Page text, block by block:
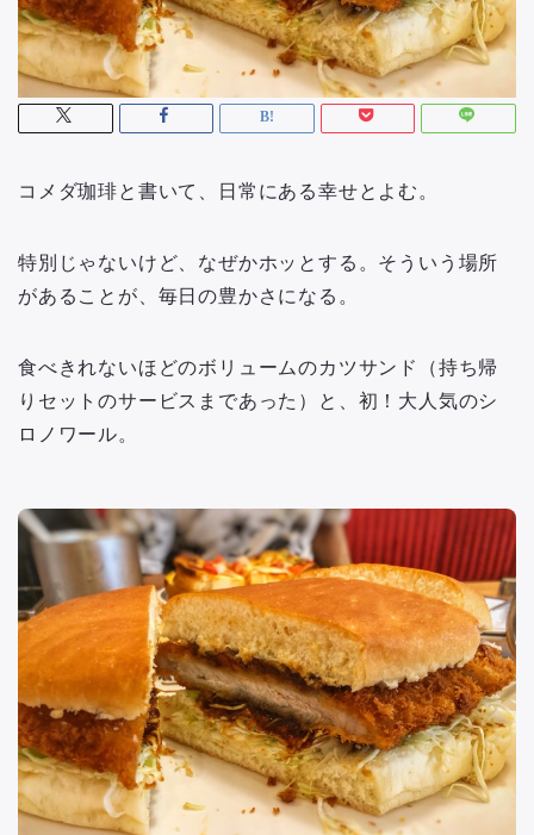
コメダ珈琲と書いて、日常にある幸せとよむ。
特別じゃないけど、なぜかホッとする。そういう場所
があることが、毎日の豊かさになる。
食べきれないほどのボリュームのカツサンド（持ち帰
りセットのサービスまであった）と、初！大人気のシ
ロノワール。